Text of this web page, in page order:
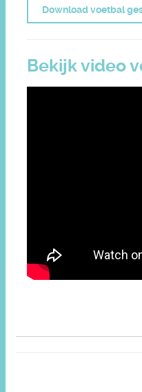
Download voetbal
Bekijk video